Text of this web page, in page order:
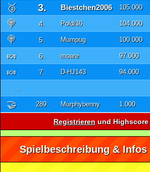
🥉 3. Biestchen2006 105.000
🍭 4. Poldi36 104.000
🍭 5. Mumpug 100.000
🍬 6. moare 97.000
🍬 7. D-HJ143 94.000
...
🤝 289. Murphybenny 1.000
Registrieren und
Spielbeschreibung & Infos